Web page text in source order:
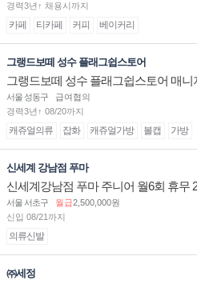
경력3년↑ 채용시까지
카페 티카페 커피 베이커리
그랭드보떼 성수 플래그쉽스토어
그랭드보떼 성수 플래그쉽스토어 매
자)
서울 성동구
급여협의
경력3년↑ 08/20까지
캐쥬얼의류 잡화 캐쥬얼가방 볼캡 가방
신세계 강남점 푸마
신세계강남점 푸마 주니어 월6회 휴무
서울 서초구 월급2,500,000원
신입 08/21까지
의류신발
㈜세정